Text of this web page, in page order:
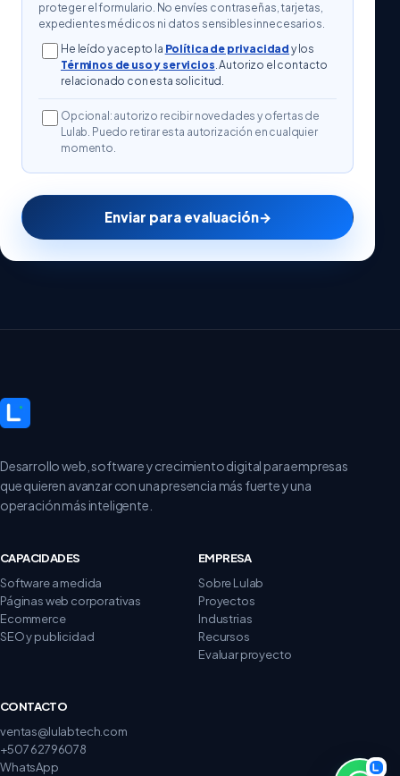
proteger el formulario. No envíes contraseñas, tarjetas,
expedientes médicos ni datos sensibles innecesarios.
He leído y acepto la Política de privacidad y los
Términos de uso y servicios. Autorizo el contacto
relacionado con esta solicitud.
Opcional: autorizo recibir novedades y ofertas de
Lulab. Puedo retirar esta autorización en cualquier
momento.
Enviar para evaluación→
Desarrollo web, software y crecimiento digital para empresas
que quieren avanzar con una presencia más fuerte y una
operación más inteligente.
CAPACIDADES
Software a medida
Páginas web corporativas
Ecommerce
SEO y publicidad
EMPRESA
Sobre Lulab
Proyectos
Industrias
Recursos
Evaluar proyecto
CONTACTO
ventas@lulabtech.com
+507 62796078
WhatsApp